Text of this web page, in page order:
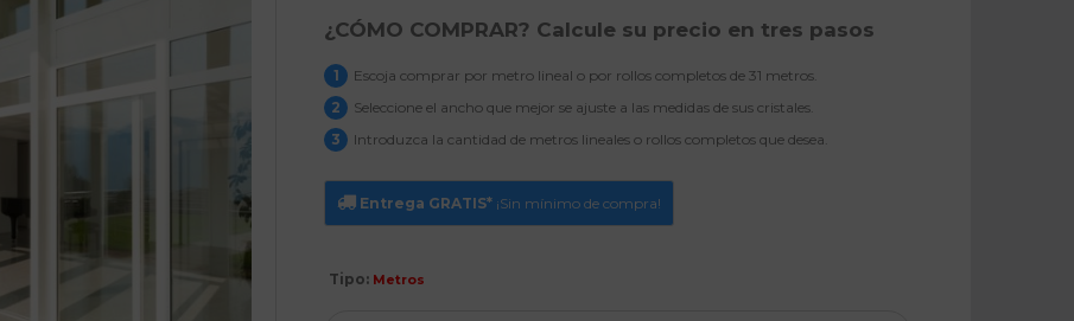
¿CÓMO COMPRAR? Calcule su precio en tres pasos
1
Escoja comprar por metro lineal o por rollos completos de 31 metros.
2
Seleccione el ancho que mejor se ajuste a las medidas de sus cristales.
3
Introduzca la cantidad de metros lineales o rollos completos que desea.
Entrega GRATIS* ¡Sin mínimo de compra!
Tipo: Metros